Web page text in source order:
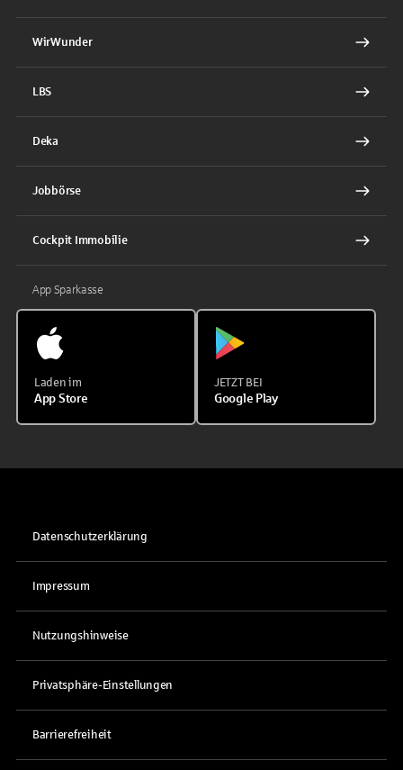
WirWunder
LBS
Deka
Jobbörse
Cockpit Immobilie
App Sparkasse
Laden im
App Store
JETZT BEI
Google Play
Datenschutzerklärung
Impressum
Nutzungshinweise
Privatsphäre-Einstellungen
Barrierefreiheit